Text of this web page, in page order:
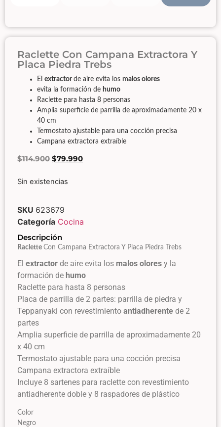
Raclette Con Campana Extractora Y
Placa Piedra Trebs
El extractor de aire evita los malos olores
evita la formación de humo
Raclette para hasta 8 personas
Amplia superficie de parrilla de aproximadamente 20 x
40 cm
Termostato ajustable para una cocción precisa
Campana extractora extraíble
$114.900 $79.990
Sin existencias
SKU 623679
Categoría Cocina
Descripción
Raclette Con Campana Extractora Y Placa Piedra Trebs
El extractor de aire evita los malos olores y la
formación de humo
Raclette para hasta 8 personas
Placa de parrilla de 2 partes: parrilla de piedra y
Teppanyaki con revestimiento antiadherente de 2
partes
Amplia superficie de parrilla de aproximadamente 20
x 40 cm
Termostato ajustable para una cocción precisa
Campana extractora extraíble
Incluye 8 sartenes para raclette con revestimiento
antiadherente doble y 8 raspadores de plástico
Color
Negro